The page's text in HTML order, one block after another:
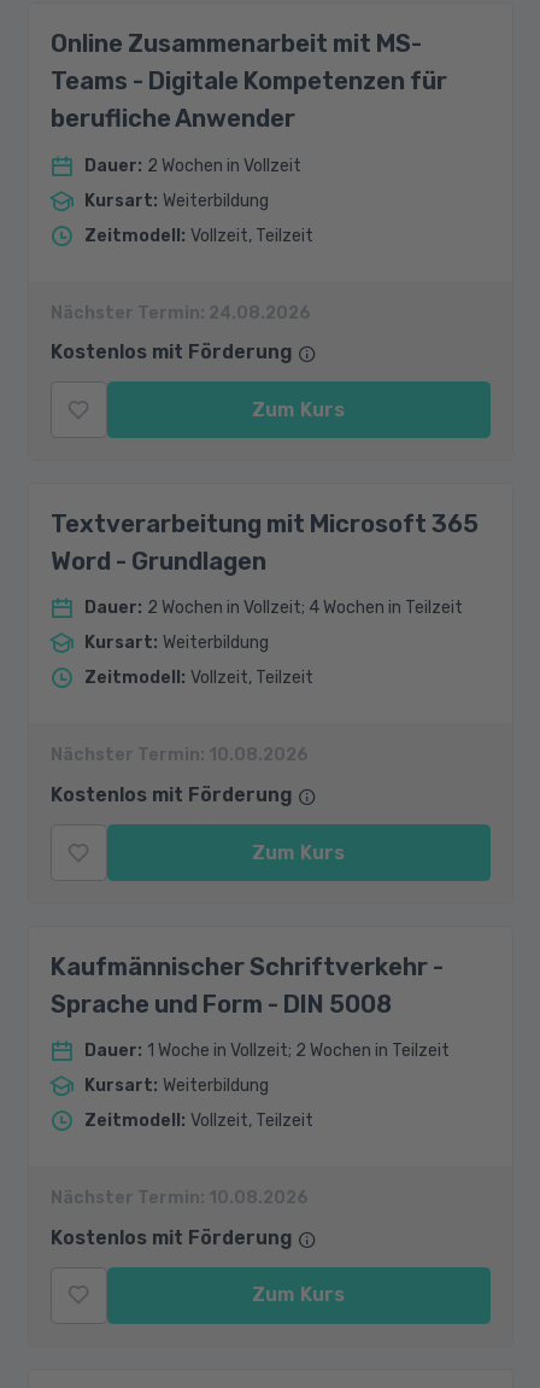
Online Zusammenarbeit mit MS-
Teams - Digitale Kompetenzen für
berufliche Anwender
Dauer: 2 Wochen in Vollzeit
Kursart: Weiterbildung
Zeitmodell : Vollzeit, Teilzeit
Nächster Termin: 24.08.2026
Kostenlos mit Förderung
Zum Kurs
Textverarbeitung mit Microsoft 365
Word - Grundlagen
Dauer: 2 Wochen in Vollzeit; 4 Wochen in Teilzeit
Kursart: Weiterbildung
Zeitmodell: Vollzeit, Teilzeit
Nächster Termin: 10.08.2026
Kostenlos mit Förderung
Zum Kurs
Kaufmännischer Schriftverkehr -
Sprache und Form - DIN 5008
Dauer: 1 Woche in Vollzeit; 2 Wochen in Teilzeit
Kursart: Weiterbildung
Zeitmodell : Vollzeit, Teilzeit
Nächster Termin: 10.08.2026
Kostenlos mit Förderung
Zum Kurs